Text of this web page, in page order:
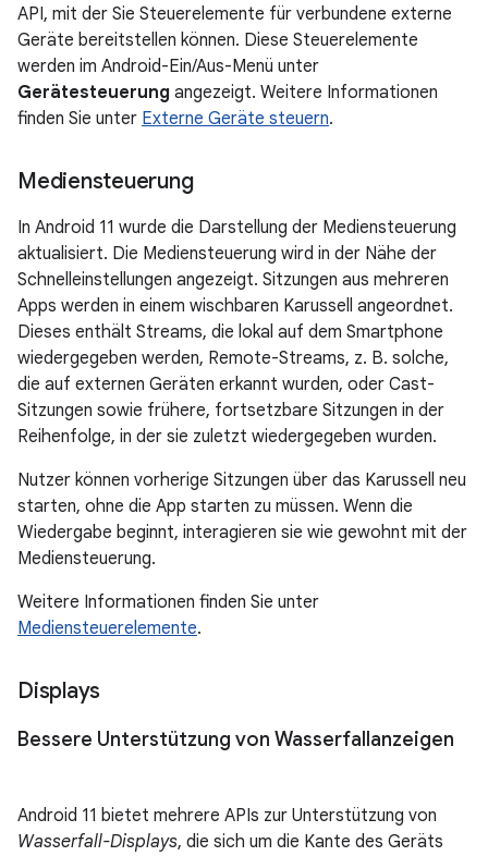
API, mit der Sie Steuerelemente für verbundene externe
Geräte bereitstellen können. Diese Steuerelemente
werden im Android-Ein/Aus-Menü unter
Gerätesteuerung angezeigt. Weitere Informationen
finden Sie unter Externe Geräte steuern.
Mediensteuerung
In Android 11 wurde die Darstellung der Mediensteuerung
aktualisiert. Die Mediensteuerung wird in der Nähe der
Schnelleinstellungen angezeigt. Sitzungen aus mehreren
Apps werden in einem wischbaren Karussell angeordnet.
Dieses enthält Streams, die lokal auf dem Smartphone
wiedergegeben werden, Remote-Streams, z. B. solche,
die auf externen Geräten erkannt wurden, oder Cast-
Sitzungen sowie frühere, fortsetzbare Sitzungen in der
Reihenfolge, in der sie zuletzt wiedergegeben wurden.
Nutzer können vorherige Sitzungen über das Karussell neu
starten, ohne die App starten zu müssen. Wenn die
Wiedergabe beginnt, interagieren sie wie gewohnt mit der
Mediensteuerung.
Weitere Informationen finden Sie unter
Mediensteuerelemente.
Displays
Bessere Unterstützung von Wasserfallanzeigen
Android 11 bietet mehrere APIs zur Unterstützung von
Wasserfall-Displays, die sich um die Kante des Geräts